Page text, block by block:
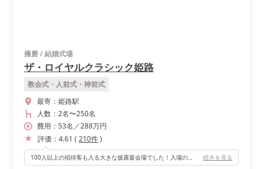
播磨/結婚式場
ザ・ロイヤルクラシック姫路
教会式・人前式・神前式
最寄： 姫路駅
人数： 2名〜250名
費用： 53名 ／288万円
評価： 4.61 ( 210件)
100人以上の招待客も入る大きな披露宴会場でした！入場の際は会場の方に誘導して頂きながら全卓を回り参列者の方に直接感謝の言葉をかけたり、逆にお祝いの言葉を頂けたりととても楽しい時間でした！ テーブル装花もウェディングケーキもリクエスト通りに可愛く仕上げてもらいとても大満足の披露宴でした！ 続きを見る